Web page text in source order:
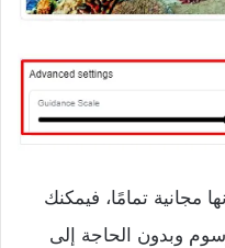
مجانية تمامًا، فيمكنك
وبدون الحاجة إلى